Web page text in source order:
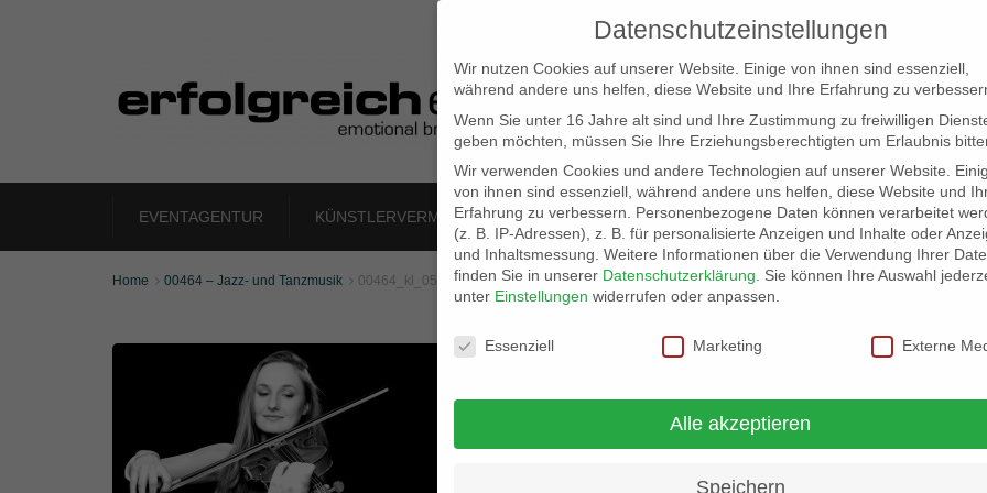
EVENTAGENTUR KÜNSTLERVERMITTLUNG LOCATION SCOUT ELB-LOCATION: PANORAMA
Home  00464 – Jazz- und Tanzmusik  00464_kl_05
Datenschutzeinstellungen
Wir nutzen Cookies auf unserer Website. Einige von ihnen sind essenziell,
während andere uns helfen, diese Website und Ihre Erfahrung zu
Wenn Sie unter 16 Jahre alt sind und Ihre Zustimmung zu freiwilligen
geben möchten, müssen Sie Ihre Erziehungsberechtigten um Erlaubnis
Wir verwenden Cookies und andere Technologien auf unserer Website.
von ihnen sind essenziell, während andere uns helfen, diese Website und
Erfahrung zu verbessern.
Personenbezogene Daten können verarbeitet
(z. B. IP-Adressen), z. B. für personalisierte Anzeigen und Inhalte oder
und Inhaltsmessung. Weitere Informationen über die Verwendung Ihrer
finden Sie in unserer Datenschutzerklärung
Sie können Ihre Auswahl
unter Einstellungen widerrufen oder anpassen.
Datenschutzeinstellungen
Essenziell Marketing Externe
Alle akzeptieren
Speichern